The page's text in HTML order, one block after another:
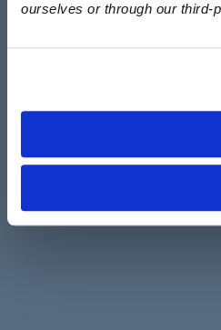
ourselves or through our third-